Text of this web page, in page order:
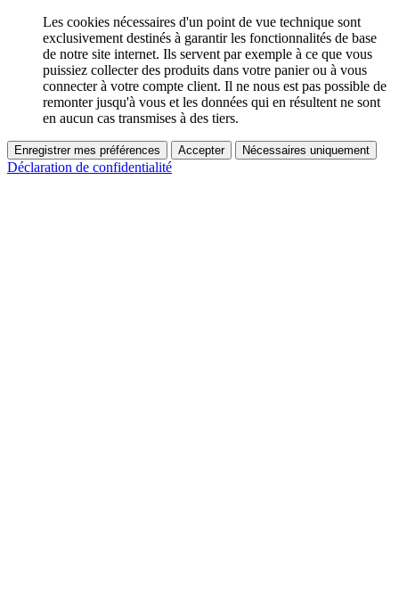
Les cookies nécessaires d'un point de vue technique sont
exclusivement destinés à garantir les fonctionnalités de base
de notre site internet. Ils servent par exemple à ce que vous
puissiez collecter des produits dans votre panier ou à vous
connecter à votre compte client. Il ne nous est pas possible de
remonter jusqu'à vous et les données qui en résultent ne sont
en aucun cas transmises à des tiers.
Enregistrer mes préférences Accepter Nécessaires uniquement
Déclaration de confidentialité